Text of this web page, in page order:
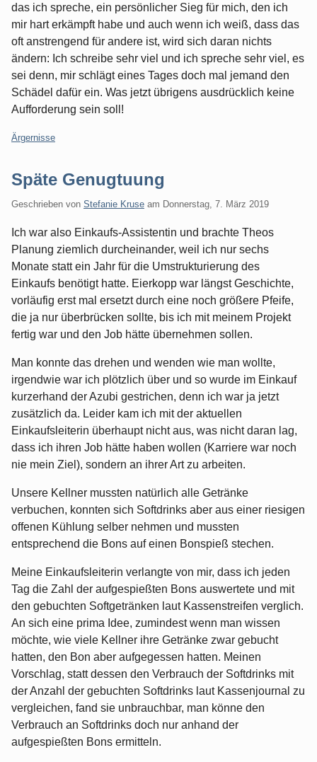
das ich spreche, ein persönlicher Sieg für mich, den ich
mir hart erkämpft habe und auch wenn ich weiß, dass das
oft anstrengend für andere ist, wird sich daran nichts
ändern: Ich schreibe sehr viel und ich spreche sehr viel, es
sei denn, mir schlägt eines Tages doch mal jemand den
Schädel dafür ein. Was jetzt übrigens ausdrücklich keine
Aufforderung sein soll!
Kategorien:
Ärgernisse
Späte Genugtuung
Geschrieben von Stefanie Kruse am Donnerstag, 7. März 2019
Ich war also Einkaufs-Assistentin und brachte Theos
Planung ziemlich durcheinander, weil ich nur sechs
Monate statt ein Jahr für die Umstrukturierung des
Einkaufs benötigt hatte. Eierkopp war längst Geschichte,
vorläufig erst mal ersetzt durch eine noch größere Pfeife,
die ja nur überbrücken sollte, bis ich mit meinem Projekt
fertig war und den Job hätte übernehmen sollen.
Man konnte das drehen und wenden wie man wollte,
irgendwie war ich plötzlich über und so wurde im Einkauf
kurzerhand der Azubi gestrichen, denn ich war ja jetzt
zusätzlich da. Leider kam ich mit der aktuellen
Einkaufsleiterin überhaupt nicht aus, was nicht daran lag,
dass ich ihren Job hätte haben wollen (Karriere war noch
nie mein Ziel), sondern an ihrer Art zu arbeiten.
Unsere Kellner mussten natürlich alle Getränke
verbuchen, konnten sich Softdrinks aber aus einer riesigen
offenen Kühlung selber nehmen und mussten
entsprechend die Bons auf einen Bonspieß stechen.
Meine Einkaufsleiterin verlangte von mir, dass ich jeden
Tag die Zahl der aufgespießten Bons auswertete und mit
den gebuchten Softgetränken laut Kassenstreifen verglich.
An sich eine prima Idee, zumindest wenn man wissen
möchte, wie viele Kellner ihre Getränke zwar gebucht
hatten, den Bon aber aufgegessen hatten. Meinen
Vorschlag, statt dessen den Verbrauch der Softdrinks mit
der Anzahl der gebuchten Softdrinks laut Kassenjournal zu
vergleichen, fand sie unbrauchbar, man könne den
Verbrauch an Softdrinks doch nur anhand der
aufgespießten Bons ermitteln.